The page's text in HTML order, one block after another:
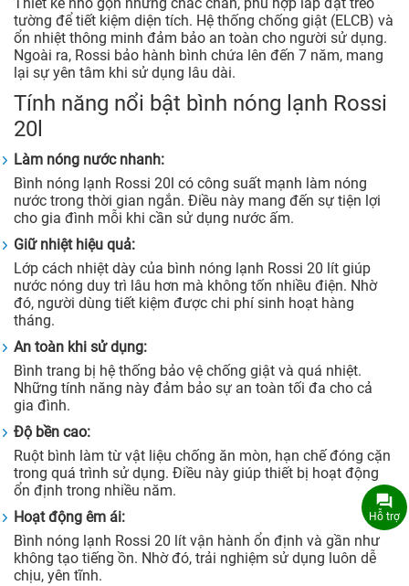
Thiết kế nhỏ gọn nhưng chắc chắn, phù hợp lắp đặt treo
tường để tiết kiệm diện tích. Hệ thống chống giật (ELCB) và
ổn nhiệt thông minh đảm bảo an toàn cho người sử dụng.
Ngoài ra, Rossi bảo hành bình chứa lên đến 7 năm, mang
lại sự yên tâm khi sử dụng lâu dài.
Tính năng nổi bật bình nóng lạnh Rossi
20l
Làm nóng nước nhanh:
Bình nóng lạnh Rossi 20l có công suất mạnh làm nóng
nước trong thời gian ngắn. Điều này mang đến sự tiện lợi
cho gia đình mỗi khi cần sử dụng nước ấm.
Giữ nhiệt hiệu quả:
Lớp cách nhiệt dày của bình nóng lạnh Rossi 20 lít giúp
nước nóng duy trì lâu hơn mà không tốn nhiều điện. Nhờ
đó, người dùng tiết kiệm được chi phí sinh hoạt hàng
tháng.
An toàn khi sử dụng:
Bình trang bị hệ thống bảo vệ chống giật và quá nhiệt.
Những tính năng này đảm bảo sự an toàn tối đa cho cả
gia đình.
Độ bền cao:
Ruột bình làm từ vật liệu chống ăn mòn, hạn chế đóng cặn
trong quá trình sử dụng. Điều này giúp thiết bị hoạt động
ổn định trong nhiều năm.
Hoạt động êm ái:
Bình nóng lạnh Rossi 20 lít vận hành ổn định và gần như
không tạo tiếng ồn. Nhờ đó, trải nghiệm sử dụng luôn dễ
chịu, yên tĩnh.
Hỗ trợ